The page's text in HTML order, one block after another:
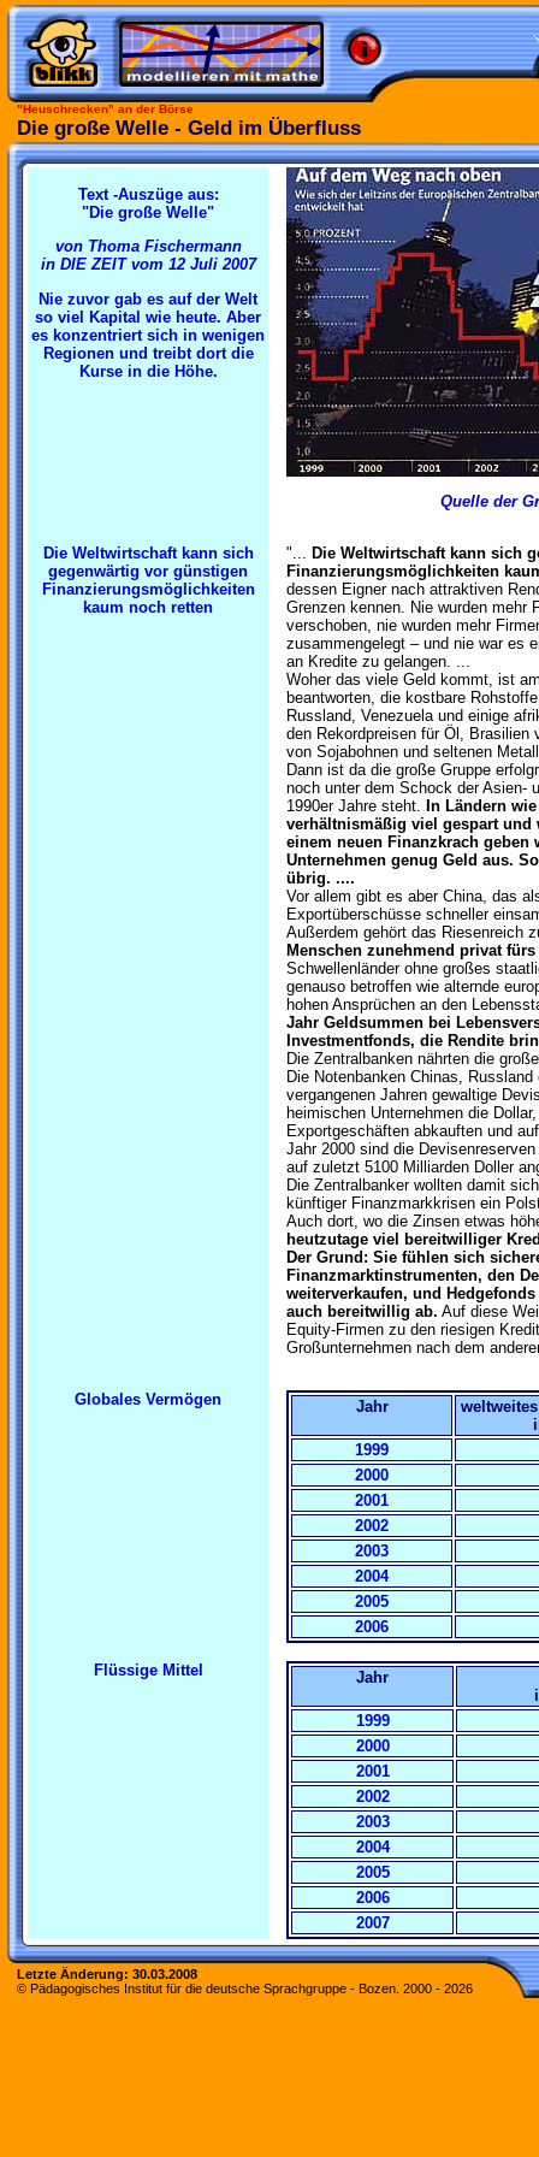
"Heuschrecken" an der Börse
Die große Welle - Geld im Überfluss
Text -Auszüge aus:
"Die große Welle"
von Thoma Fischermann
in DIE ZEIT vom 12 Juli 2007
Nie zuvor gab es auf der Welt
so viel Kapital wie heute. Aber
es konzentriert sich in wenigen
Regionen und treibt dort die
Kurse in die Höhe.
Quelle der
Die Weltwirtschaft kann sich
gegenwärtig vor günstigen
Finanzierungsmöglichkeiten
kaum noch retten
"... Die Weltwirtschaft kann sich
Finanzierungsmöglichkeiten
dessen Eigner nach attraktiven
Grenzen kennen. Nie wurden mehr
verschoben, nie wurden mehr
zusammengelegt – und nie war es
an Kredite zu gelangen. ...
Woher das viele Geld kommt, ist
beantworten, die kostbare
Russland, Venezuela und einige
den Rekordpreisen für Öl, Brasilien
von Sojabohnen und seltenen
Dann ist da die große Gruppe
noch unter dem Schock der Asien-
1990er Jahre steht. In Ländern
verhältnismäßig viel gespart
einem neuen Finanzkrach geben
Unternehmen genug Geld aus.
übrig. ....
Vor allem gibt es aber China, das
Exportüberschüsse schneller
Außerdem gehört das Riesenreich
Menschen zunehmend privat
Schwellenländer ohne großes
genauso betroffen wie alternde
hohen Ansprüchen an den
Jahr Geldsummen bei
Investmentfonds, die Rendite
Die Zentralbanken nährten die
Die Notenbanken Chinas,
vergangenen Jahren gewaltige
heimischen Unternehmen die
Exportgeschäften abkauften und
Jahr 2000 sind die
auf zuletzt 5100 Milliarden Doller
Die Zentralbanker wollten damit
künftiger Finanzmarkkrisen ein
Auch dort, wo die Zinsen etwas
heutzutage viel bereitwilliger
Der Grund: Sie fühlen sich
Finanzmarktinstrumenten, den
weiterverkaufen, und
auch bereitwillig ab. Auf diese
Equity-Firmen zu den riesigen
Großunternehmen nach dem
Globales Vermögen Jahr
1999
2000
2001
2002
2003
2004
2005
2006
Flüssige Mittel
Jahr
1999
2000
2001
2002
2003
2004
2005
2006
2007
Letzte Änderung: 30.03.2008
© Pädagogisches Institut für die deutsche Sprachgruppe - Bozen. 2000 - 2026